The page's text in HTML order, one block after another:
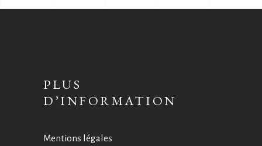
PLUS
D’INFORMATION
Mentions légales